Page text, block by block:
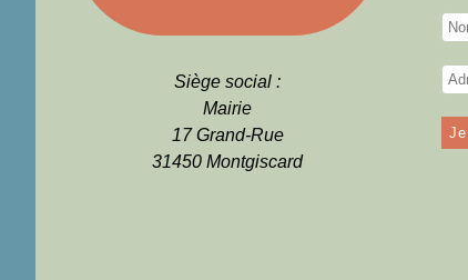
Siège social :
Mairie
17 Grand-Rue
31450 Montgiscard